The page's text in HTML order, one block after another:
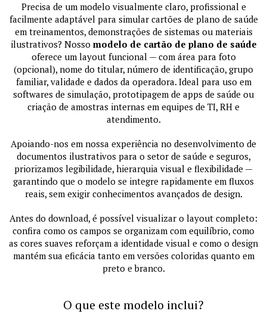
Precisa de um modelo visualmente claro, profissional e
facilmente adaptável para simular cartões de plano de saúde
em treinamentos, demonstrações de sistemas ou materiais
ilustrativos? Nosso modelo de cartão de plano de saúde
oferece um layout funcional — com área para foto
(opcional), nome do titular, número de identificação, grupo
familiar, validade e dados da operadora. Ideal para uso em
softwares de simulação, prototipagem de apps de saúde ou
criação de amostras internas em equipes de TI, RH e
atendimento.
Apoiando-nos em nossa experiência no desenvolvimento de
documentos ilustrativos para o setor de saúde e seguros,
priorizamos legibilidade, hierarquia visual e flexibilidade —
garantindo que o modelo se integre rapidamente em fluxos
reais, sem exigir conhecimentos avançados de design.
Antes do download, é possível visualizar o layout completo:
confira como os campos se organizam com equilíbrio, como
as cores suaves reforçam a identidade visual e como o design
mantém sua eficácia tanto em versões coloridas quanto em
preto e branco.
O que este modelo inclui?